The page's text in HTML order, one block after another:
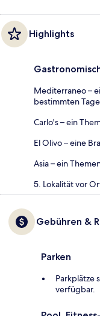
Highlights
Mediterraneo –
bestimmten
Carlo's – ein
El Olivo – eine
Asia – ein
5. Lokalität vor
Gebühren &
Parken
Parkplätze
verfügbar.